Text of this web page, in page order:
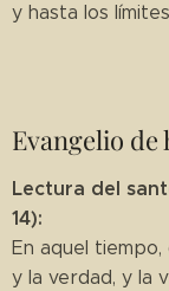
y hasta los
Evangelio de
Lectura del
14):
En aquel tiempo,
y la verdad, y la